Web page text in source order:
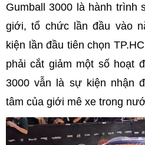
Gumball 3000 là hành trình
giới, tổ chức lần đầu vào
kiện lần đầu tiên chọn
phải cắt giảm một số hoạt
3000 vẫn là sự kiện nhận
tâm của giới mê xe trong